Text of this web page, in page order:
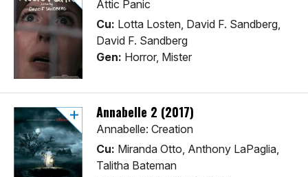
Attic Panic
Cu: Lotta Losten, David F. Sandberg,
David F. Sandberg
Gen: Horror, Mister
Annabelle 2 (2017)
Annabelle: Creation
Cu: Miranda Otto, Anthony LaPaglia,
Talitha Bateman